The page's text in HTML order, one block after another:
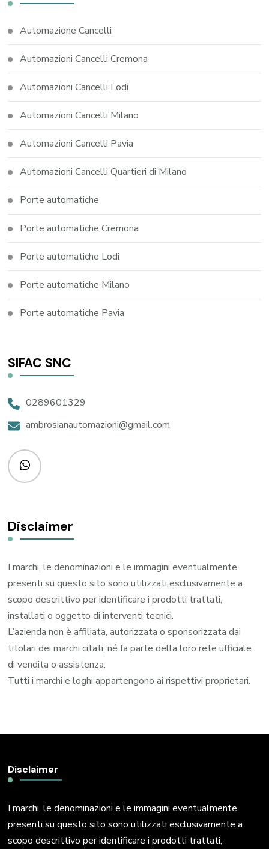
Automazione Cancelli
Automazioni Cancelli Cremona
Automazioni Cancelli Lodi
Automazioni Cancelli Milano
Automazioni Cancelli Pavia
Automazioni Cancelli Quartieri di Milano
Porte automatiche
Porte automatiche Cremona
Porte automatiche Lodi
Porte automatiche Milano
Porte automatiche Pavia
SIFAC SNC
0289601329
ambrosianautomazioni@gmail.com
Disclaimer
I marchi, le denominazioni e le immagini eventualmente
presenti su questo sito sono utilizzati esclusivamente a
scopo descrittivo per identificare i prodotti trattati,
installati o oggetto di interventi tecnici.
L’azienda non è affiliata, autorizzata o sponsorizzata dai
titolari dei marchi citati, né fa parte della loro rete ufficiale
di vendita o assistenza.
Tutti i marchi e loghi appartengono ai rispettivi proprietari.
Disclaimer
I marchi, le denominazioni e le immagini eventualmente
presenti su questo sito sono utilizzati esclusivamente a
scopo descrittivo per identificare i prodotti trattati,